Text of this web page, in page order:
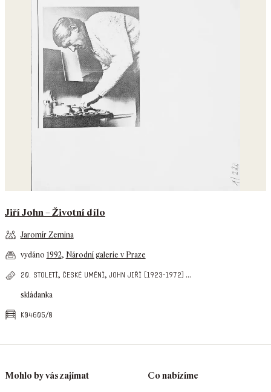
Jiří John – Životní dílo
Jaromír Zemina
vydáno 1992, Národní galerie v Praze
20. století, české umění, john jiří (1923-1972) ...
skládanka
k04605/0
Mohlo by vás zajímat Co nabízíme